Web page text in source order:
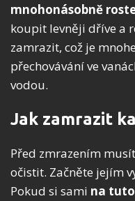
mnohonásobně
koupit levněji dříve a
zamrazit, což je
přechovávání ve
vodou.
Jak zamrazit
Před zmrazením
očistit. Začněte jejím
Pokud si sami na